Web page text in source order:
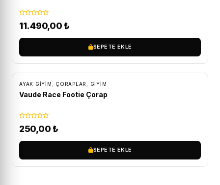
11.490,00 ₺
SEPETE EKLE
AYAK GIYIM ÇORAPLAR GİYİM
Vaude Race Footie Çorap
250,00 ₺
SEPETE EKLE